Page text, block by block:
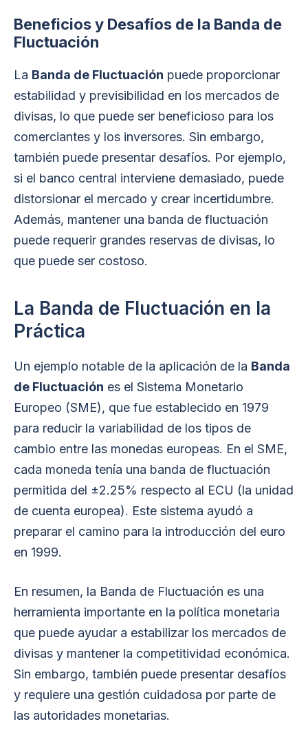
Beneficios y Desafíos de la Banda de
Fluctuación
La Banda de Fluctuación puede proporcionar
estabilidad y previsibilidad en los mercados de
divisas, lo que puede ser beneficioso para los
comerciantes y los inversores. Sin embargo,
también puede presentar desafíos. Por ejemplo,
si el banco central interviene demasiado, puede
distorsionar el mercado y crear incertidumbre.
Además, mantener una banda de fluctuación
puede requerir grandes reservas de divisas, lo
que puede ser costoso.
La Banda de Fluctuación en la
Práctica
Un ejemplo notable de la aplicación de la Banda
de Fluctuación es el Sistema Monetario
Europeo (SME), que fue establecido en 1979
para reducir la variabilidad de los tipos de
cambio entre las monedas europeas. En el SME,
cada moneda tenía una banda de fluctuación
permitida del ±2.25% respecto al ECU (la unidad
de cuenta europea). Este sistema ayudó a
preparar el camino para la introducción del euro
en 1999.
En resumen, la Banda de Fluctuación es una
herramienta importante en la política monetaria
que puede ayudar a estabilizar los mercados de
divisas y mantener la competitividad económica.
Sin embargo, también puede presentar desafíos
y requiere una gestión cuidadosa por parte de
las autoridades monetarias.